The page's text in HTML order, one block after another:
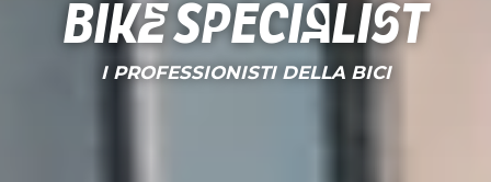
Bike Specialist
I PROFESSIONISTI DELLA BICI